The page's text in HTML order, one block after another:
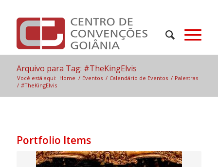
Arquivo para Tag: #TheKingElvis
Você está aqui: Home / Eventos / Calendário de Eventos / Palestras
/ #TheKingElvis
Portfolio Items